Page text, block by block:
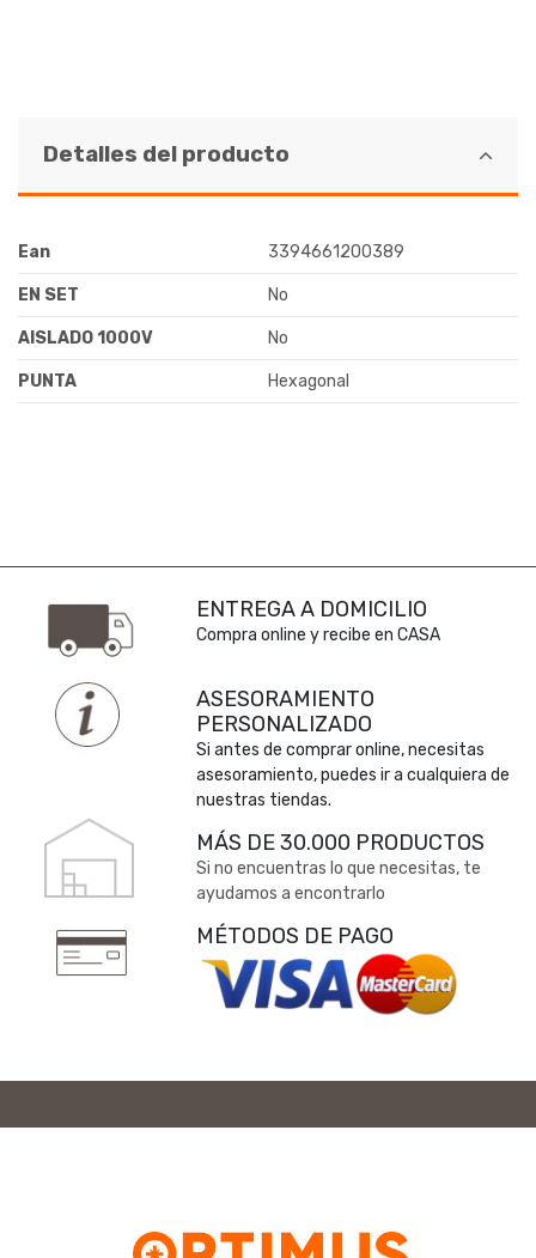
Detalles del producto
Ean 3394661200389
EN SET No
AISLADO 1000V No
PUNTA Hexagonal
ENTREGA A DOMICILIO
Compra online y recibe en CASA
ASESORAMIENTO
PERSONALIZADO
Si antes de comprar online, necesitas
asesoramiento, puedes ir a cualquiera de
nuestras tiendas.
MÁS DE 30.000 PRODUCTOS
Si no encuentras lo que necesitas, te
ayudamos a encontrarlo
MÉTODOS DE PAGO